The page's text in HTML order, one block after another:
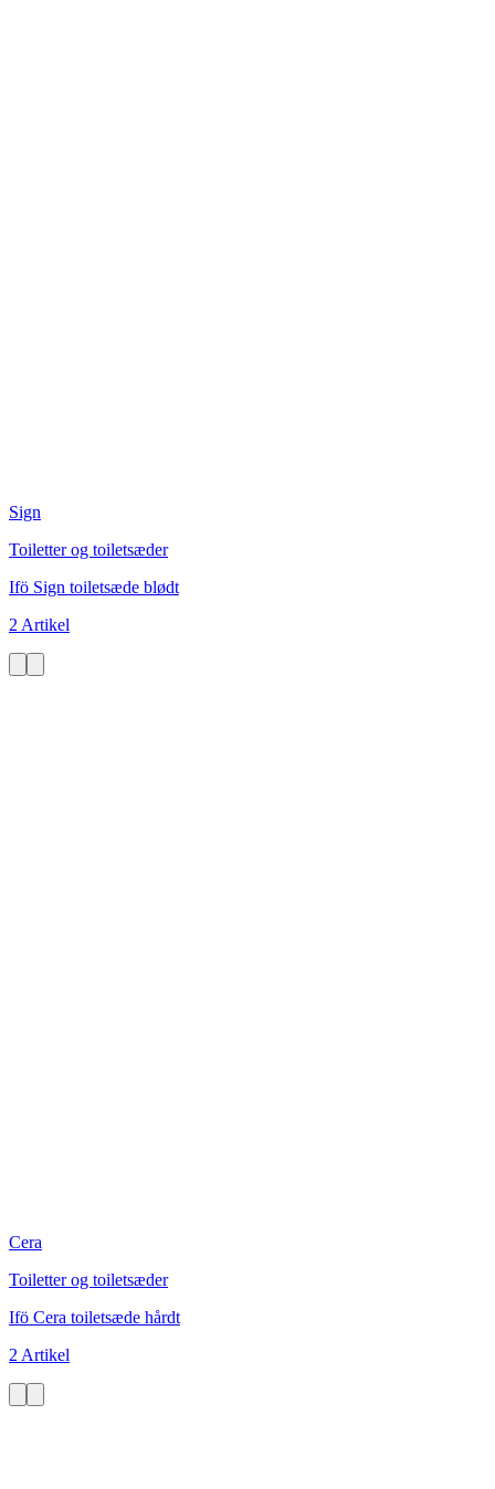
Sign
Toiletter og toiletsæder
Ifö Sign toiletsæde blødt
2 Artikel
Cera
Toiletter og toiletsæder
Ifö Cera toiletsæde hårdt
2 Artikel